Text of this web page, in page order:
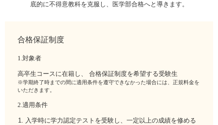
底的に不得意教科を克服し、医学部合格へと導きます。
合格保証制度
1.対象者
高卒生コースに在籍し、 合格保証制度を希望する受験生
※学期終了時までの間に適用条件を遵守できなかった場合には、正規料金を
いただきます。
2.適用条件
入学時に学力認定テストを受験し、一定以上の成績を修める